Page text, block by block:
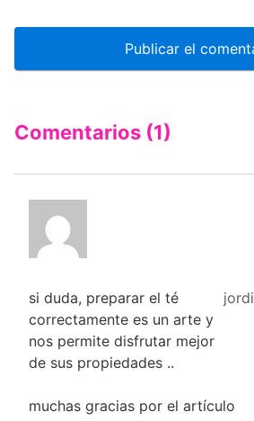
Comentarios (1)
jordi
si duda, preparar el té
correctamente es un arte y
nos permite disfrutar mejor
de sus propiedades ..
muchas gracias por el artículo